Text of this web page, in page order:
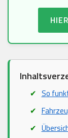
So